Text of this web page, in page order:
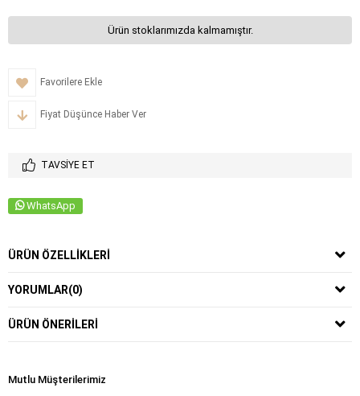
Ürün stoklarımızda kalmamıştır.
Favorilere Ekle
Fiyat Düşünce Haber Ver
TAVSIYE ET
WhatsApp
ÜRÜN ÖZELLIKLERI
YORUMLAR(0)
ÜRÜN ÖNERILERI
Mutlu Müşterilerimiz